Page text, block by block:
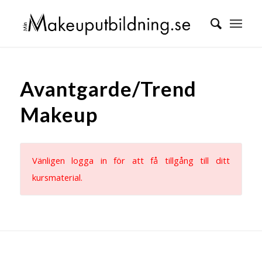
Avantgarde/Trend
Makeup
Vänligen logga in för att få tillgång till ditt
kursmaterial.